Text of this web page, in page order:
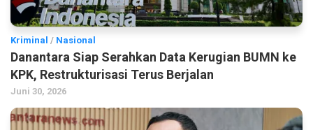
Kriminal / Nasional
Danantara Siap Serahkan Data Kerugian BUMN ke
KPK, Restrukturisasi Terus Berjalan
Juni 30, 2026